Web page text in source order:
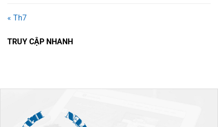
« Th7
TRUY CẬP NHANH